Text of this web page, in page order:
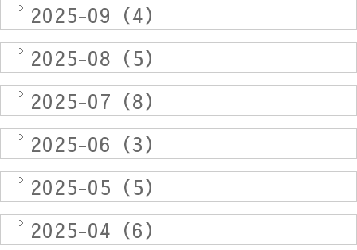
2025-09（4）
2025-08（5）
2025-07（8）
2025-06（3）
2025-05（5）
2025-04（6）